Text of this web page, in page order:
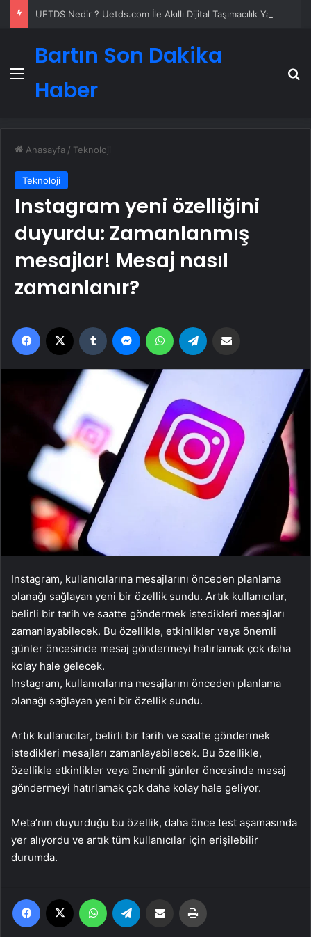
Menü
Bartın Son Dakika
Haber
Anasayfa / Teknoloji
Teknoloji
Instagram yeni özelliğini
duyurdu: Zamanlanmış
mesajlar! Mesaj nasıl
zamanlanır?
Facebook Tumblr MessengerWhatsApp
Instagram, kullanıcılarına mesajlarını önceden planlama
olanağı sağlayan yeni bir özellik sundu. Artık kullanıcılar,
belirli bir tarih ve saatte göndermek istedikleri mesajları
zamanlayabilecek. Bu özellikle, etkinlikler veya önemli
günler öncesinde mesaj göndermeyi hatırlamak çok daha
kolay hale gelecek.
Instagram, kullanıcılarına mesajlarını önceden planlama
olanağı sağlayan yeni bir özellik sundu.
Artık kullanıcılar, belirli bir tarih ve saatte göndermek
istedikleri mesajları zamanlayabilecek. Bu özellikle,
özellikle etkinlikler veya önemli günler öncesinde mesaj
göndermeyi hatırlamak çok daha kolay hale geliyor.
Meta’nın duyurduğu bu özellik, daha önce test aşamasında
yer alıyordu ve artık tüm kullanıcılar için erişilebilir
durumda.
Facebook WhatsApp Email'den paylaş